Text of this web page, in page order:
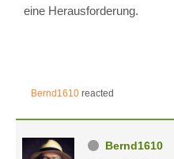
eine Herausforderung.
Bernd1610 reacted
Bernd1610